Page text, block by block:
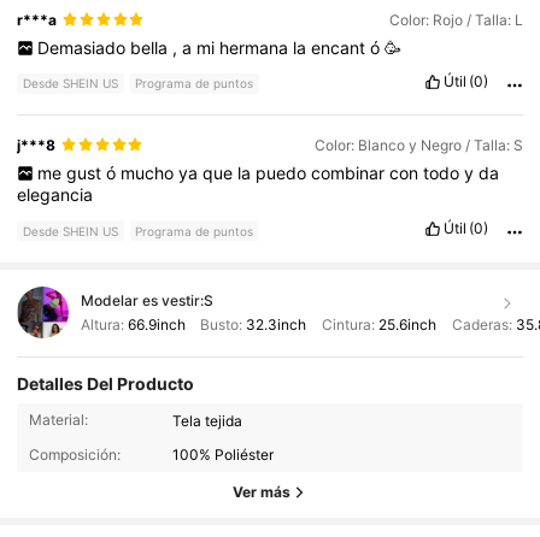
r***a Color: Rojo / Talla: L
Demasiado bella , a mi hermana la encant ó 🥳
Desde SHEIN US Programa de puntos Útil (0)
j***8 Color: Blanco y Negro / Talla: S
me gust ó mucho ya que la puedo combinar con todo y da
elegancia
Desde SHEIN US Programa de puntos Útil (0)
Modelar es vestir:S
Altura: 66.9inch Busto: 32.3inch Cintura: 25.6inch Caderas:
Detalles Del Producto
Material:
Tela tejida
Composición:
100% Poliéster
Ver más
1.1M Seguidores
1.1M Seguidores